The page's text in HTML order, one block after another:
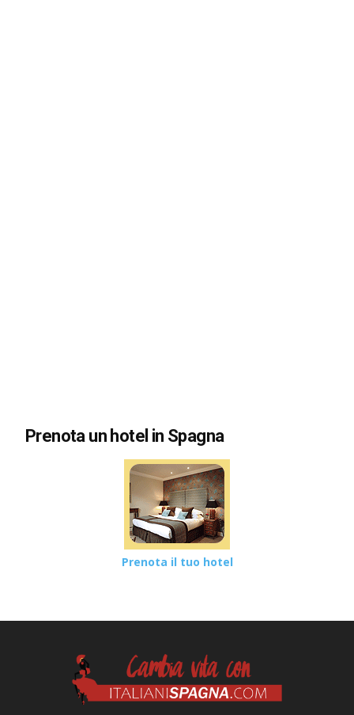
Prenota un hotel in Spagna
Prenota il tuo hotel